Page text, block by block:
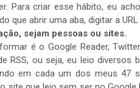
Para criar esse hábito, eu
que abrir uma aba, digitar a
sejam pessoas ou sites.
é o Google Reader,
RSS, ou seja, eu leio diversos
em cada um dos meus 47